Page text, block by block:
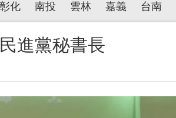
彰化 南投 雲林 嘉義 台南
進黨秘書長